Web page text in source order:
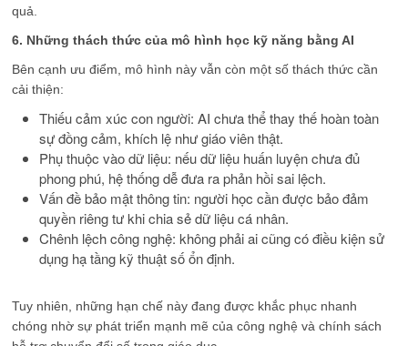
quả.
6. Những thách thức của mô hình học kỹ năng bằng AI
Bên cạnh ưu điểm, mô hình này vẫn còn một số thách thức cần
cải thiện:
Thiếu cảm xúc con người: AI chưa thể thay thế hoàn toàn
sự đồng cảm, khích lệ như giáo viên thật.
Phụ thuộc vào dữ liệu: nếu dữ liệu huấn luyện chưa đủ
phong phú, hệ thống dễ đưa ra phản hồi sai lệch.
Vấn đề bảo mật thông tin: người học cần được bảo đảm
quyền riêng tư khi chia sẻ dữ liệu cá nhân.
Chênh lệch công nghệ: không phải ai cũng có điều kiện sử
dụng hạ tầng kỹ thuật số ổn định.
Tuy nhiên, những hạn chế này đang được khắc phục nhanh
chóng nhờ sự phát triển mạnh mẽ của công nghệ và chính sách